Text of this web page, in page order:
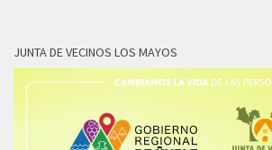
JUNTA DE VECINOS LOS MAYOS